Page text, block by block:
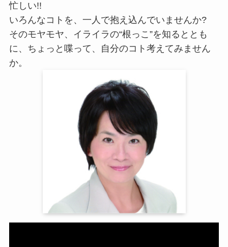
忙しい!!
いろんなコトを、一人で抱え込んでいませんか?
そのモヤモヤ、イライラの“根っこ”を知るととも
に、ちょっと喋って、自分のコト考えてみません
か。